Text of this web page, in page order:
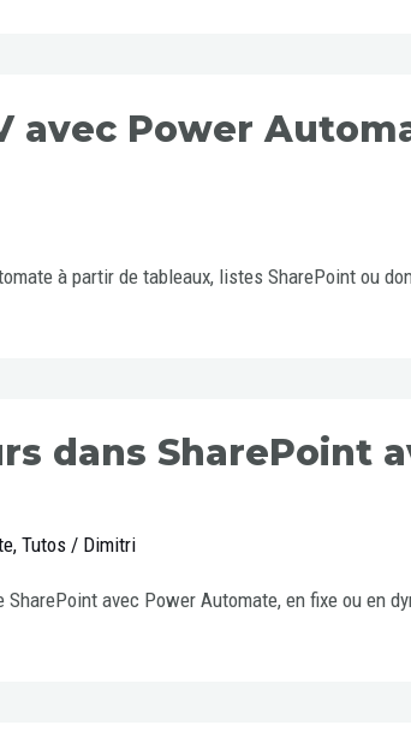
avec Power
à partir de tableaux, listes SharePoint ou
dans SharePoint
, Tutos/ Dimitri
avec Power Automate, en fixe ou en